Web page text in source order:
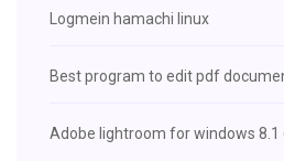
Logmein hamachi linux
Best program to edit pdf
Adobe lightroom for windows 8.1